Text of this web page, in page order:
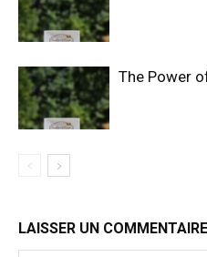
The Power
LAISSER UN COMMENTAIRE